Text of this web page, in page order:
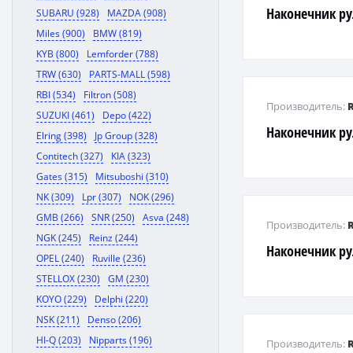
SUBARU (928)
MAZDA (908)
Miles (900)
BMW (819)
KYB (800)
Lemforder (788)
TRW (630)
PARTS-MALL (598)
RBI (534)
Filtron (508)
SUZUKI (461)
Depo (422)
Elring (398)
Jp Group (328)
Contitech (327)
KIA (323)
Gates (315)
Mitsuboshi (310)
NK (309)
Lpr (307)
NOK (296)
GMB (266)
SNR (250)
Asva (248)
NGK (245)
Reinz (244)
OPEL (240)
Ruville (236)
STELLOX (230)
GM (230)
KOYO (229)
Delphi (220)
NSK (211)
Denso (206)
HI-Q (203)
Nipparts (196)
Наконечник
Наконечник
Производитель:
Наконечник
Производитель:
Производитель: